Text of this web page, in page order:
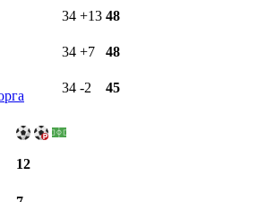
34 +13 48
34 +7 48
34 -2
45
12